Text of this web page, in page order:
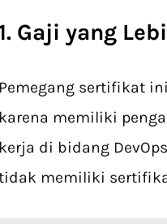
1. Gaji yang
Pemegang sertifikat
karena memiliki
kerja di bidang
memiliki